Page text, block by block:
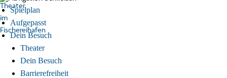
Spielplan
Aufgepasst
Dein Besuch
Theater
Dein Besuch
Barrierefreiheit